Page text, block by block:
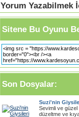
Yorum Yazabilmek
Sitene Bu Oyunu
Son Dosyalar:
Suzi'nin
Sevimli ve güzel
düzeltme ve